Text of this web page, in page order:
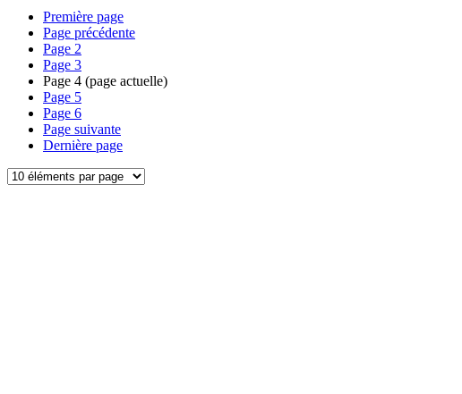
Première page
Page précédente
Page 2
Page 3
Page 4 (page actuelle)
Page 5
Page 6
Page suivante
Dernière page